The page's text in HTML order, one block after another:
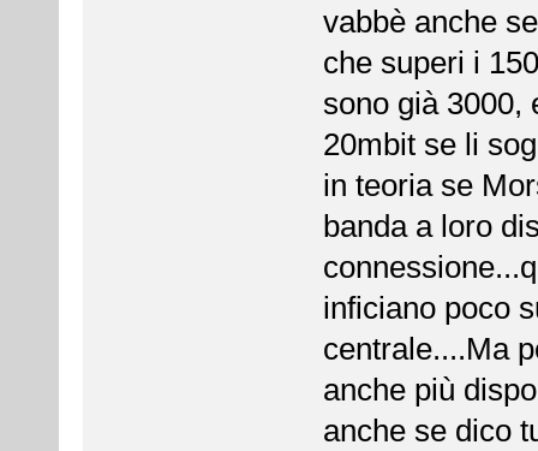
vabbè anche
che superi i
sono già 3000,
20mbit se li
in teoria se
banda a loro
inficiano poco
centrale....Ma
anche più
anche se dico